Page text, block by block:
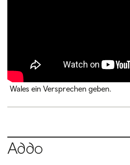
Wales ein Versprechen geben.
Addo